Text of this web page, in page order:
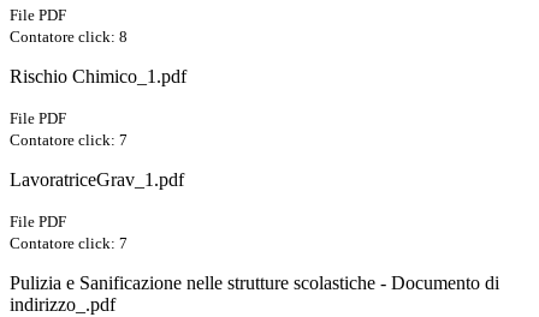
File PDF
Contatore click: 8
Rischio Chimico_1.pdf
File PDF
Contatore click: 7
LavoratriceGrav_1.pdf
File PDF
Contatore click: 7
Pulizia e Sanificazione nelle strutture scolastiche - Documento di
indirizzo_.pdf